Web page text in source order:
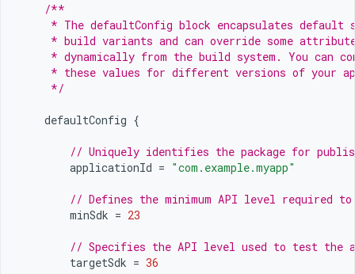
/**
* The defaultConfig block encapsulates default
* build variants and can override some
* dynamically from the build system. You can
* these values for different versions of your
     */
defaultConfig {
// Uniquely identifies the package for
applicationId = "com.example.myapp"
// Defines the minimum API level required
minSdk = 23
// Specifies the API level used to test the
targetSdk = 36